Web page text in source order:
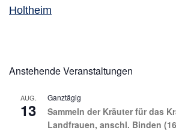
Holtheim
Anstehende Veranstaltungen
AUG.
13
Ganztägig
Sammeln der Kräuter für das
Landfrauen, anschl. Binden